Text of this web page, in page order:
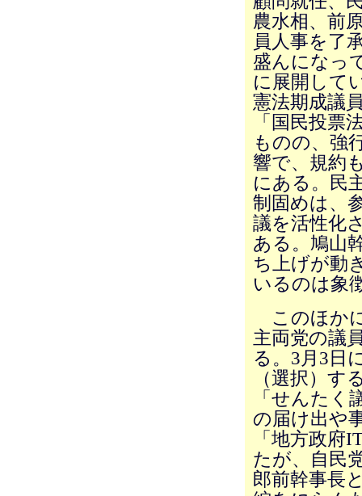
農水相、前
員人事を了
盛んになっ
に展開して
憲法期成議
「国民投票
ものの、強
響で、規約
にある。民
制固めは、
議を活性化
ある。鳩山
ち上げが動
いるのは象
このほか
主両党の議
る。3月3日
（選択）す
「せんたく
の届け出や
「地方政府
たが、自民
郎前幹事長